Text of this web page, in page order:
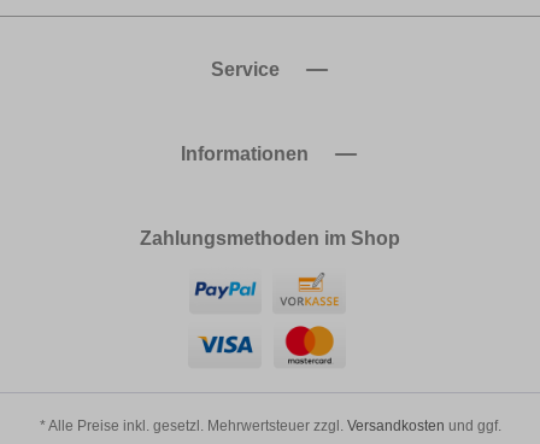
Service
Informationen
Zahlungsmethoden im Shop
* Alle Preise inkl. gesetzl. Mehrwertsteuer zzgl. Versandkosten und ggf.